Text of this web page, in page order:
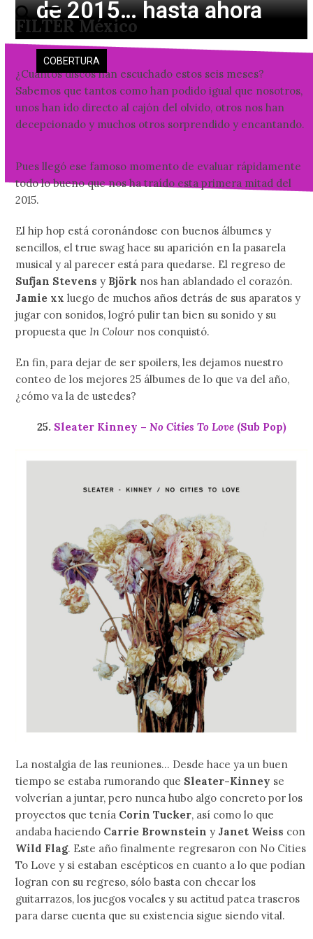
Skip
content
FILTER México
Open
mobile
menu
Close
mobile
menu
COBERTURA
de 2015… hasta ahora
¿Cuántos discos han escuchado estos seis meses?
Sabemos que tantos como han podido igual que nosotros,
unos han ido directo al cajón del olvido, otros nos han
decepcionado y muchos otros sorprendido y encantando.
Pues llegó ese famoso momento de evaluar rápidamente
todo lo bueno que nos ha traído esta primera mitad del
2015.
El hip hop está coronándose con buenos álbumes y
sencillos, el true swag hace su aparición en la pasarela
musical y al parecer está para quedarse. El regreso de
Sufjan Stevens y Björk nos han ablandado el corazón.
Jamie xx luego de muchos años detrás de sus aparatos y
jugar con sonidos, logró pulir tan bien su sonido y su
propuesta que In Colour nos conquistó.
En fin, para dejar de ser spoilers, les dejamos nuestro
conteo de los mejores 25 álbumes de lo que va del año,
¿cómo va la de ustedes?
25. Sleater Kinney – No Cities To Love(Sub Pop)
La nostalgia de las reuniones… Desde hace ya un buen
tiempo se estaba rumorando que Sleater-Kinney se
volverían a juntar, pero nunca hubo algo concreto por los
proyectos que tenía Corin Tucker, así como lo que
andaba haciendo Carrie Brownstein y Janet Weiss con
Wild Flag. Este año finalmente regresaron con No Cities
To Love y si estaban escépticos en cuanto a lo que podían
logran con su regreso, sólo basta con checar los
guitarrazos, los juegos vocales y su actitud patea traseros
para darse cuenta que su existencia sigue siendo vital.